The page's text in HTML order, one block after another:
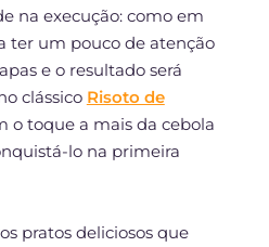
na execução: como em
ter um pouco de atenção
e o resultado será
clássico Risoto de
o toque a mais da cebola
lo na primeira
pratos deliciosos que